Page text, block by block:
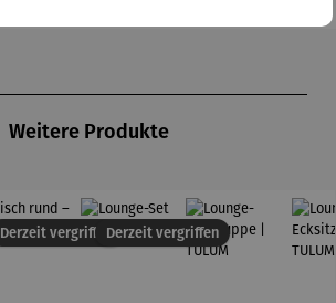
Weitere Produkte
Derzeit vergriffenDerzeit vergriffen